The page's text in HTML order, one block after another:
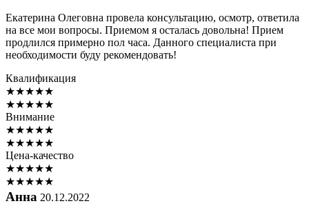
Екатерина Олеговна провела консультацию, осмотр, ответила
на все мои вопросы. Приемом я осталась довольна! Прием
продлился примерно пол часа. Данного специалиста при
необходимости буду рекомендовать!
Квалификация
★★★★★
★★★★★
Внимание
★★★★★
★★★★★
Цена-качество
★★★★★
★★★★★
Анна 20.12.2022